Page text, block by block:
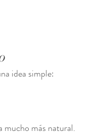
idea simple:
mucho más natural.